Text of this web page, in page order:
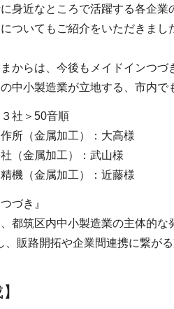
身近なところで活躍する各企業
ついてもご紹介をいただきま
からは、今後もメイドインつづ
中小製造業が立地する、市内で
社＞50音順
所（金属加工）：大高様
（金属加工）：武山様
機（金属加工）：近藤様
づき』
都筑区内中小製造業の主体的な
、販路開拓や企業間連携に繋が